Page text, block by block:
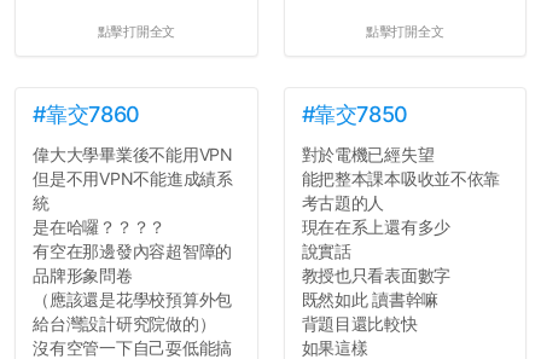
點擊打開全文 點擊打開全文
#靠交7860
偉大大學畢業後不能用VPN
但是不用VPN不能進成績系
統
是在哈囉？？？？
有空在那邊發內容超智障的
品牌形象問卷
（應該還是花學校預算外包
給台灣設計研究院做的）
沒有空管一下自己耍低能搞
#靠交7850
對於電機已經失望
能把整本課本吸收並不依靠
考古題的人
現在在系上還有多少
說實話
教授也只看表面數字
既然如此 讀書幹嘛
背題目還比較快
如果這樣